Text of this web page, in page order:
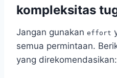
kompleksitas
Jangan gunakan effort
semua permintaan.
yang direkomendasikan: